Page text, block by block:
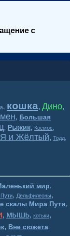
с
, кошка, Дино,
, Большая
, Рыжик, Космос,
Я и Жёлтый, Тодд,
мир,
, Дельфилеоны,
скалы Мира Пути,
, мышь, котьки,
, Вне сюжета